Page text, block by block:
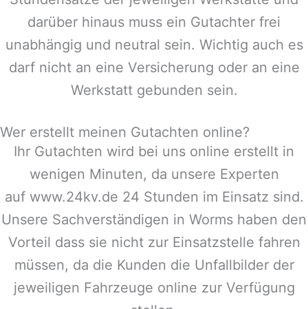
darüber hinaus muss ein Gutachter frei
unabhängig und neutral sein. Wichtig auch es
darf nicht an eine Versicherung oder an eine
Werkstatt gebunden sein.
Wer erstellt meinen Gutachten online?
Ihr Gutachten wird bei uns online erstellt in
wenigen Minuten, da unsere Experten
auf www.24kv.de 24 Stunden im Einsatz sind.
Unsere Sachverständigen in Worms haben den
Vorteil dass sie nicht zur Einsatzstelle fahren
müssen, da die Kunden die Unfallbilder der
jeweiligen Fahrzeuge online zur Verfügung